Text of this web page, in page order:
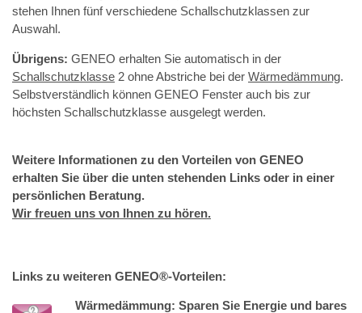
stehen Ihnen fünf verschiedene Schallschutzklassen zur
Auswahl.
Übrigens: GENEO erhalten Sie automatisch in der
Schallschutzklasse 2 ohne Abstriche bei der Wärmedämmung.
Selbstverständlich können GENEO Fenster auch bis zur
höchsten Schallschutzklasse ausgelegt werden.
Weitere Informationen zu den Vorteilen von GENEO
erhalten Sie über die unten stehenden Links oder in einer
persönlichen Beratung.
Wir freuen uns von Ihnen zu hören.
Links zu weiteren GENEO®-Vorteilen:
Wärmedämmung: Sparen Sie Energie und bares